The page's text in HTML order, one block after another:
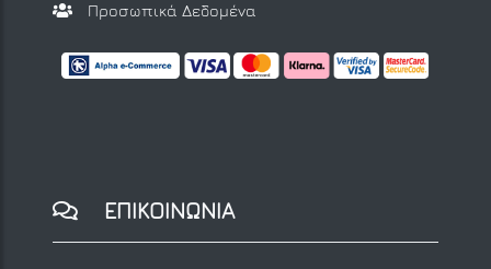
Προσωπικά Δεδομένα
ΕΠΙΚΟΙΝΩΝΙΑ